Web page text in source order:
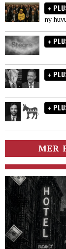
ny
MER